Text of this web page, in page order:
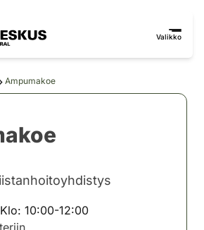
Valikko
Ampumakoe
10:00-12:00